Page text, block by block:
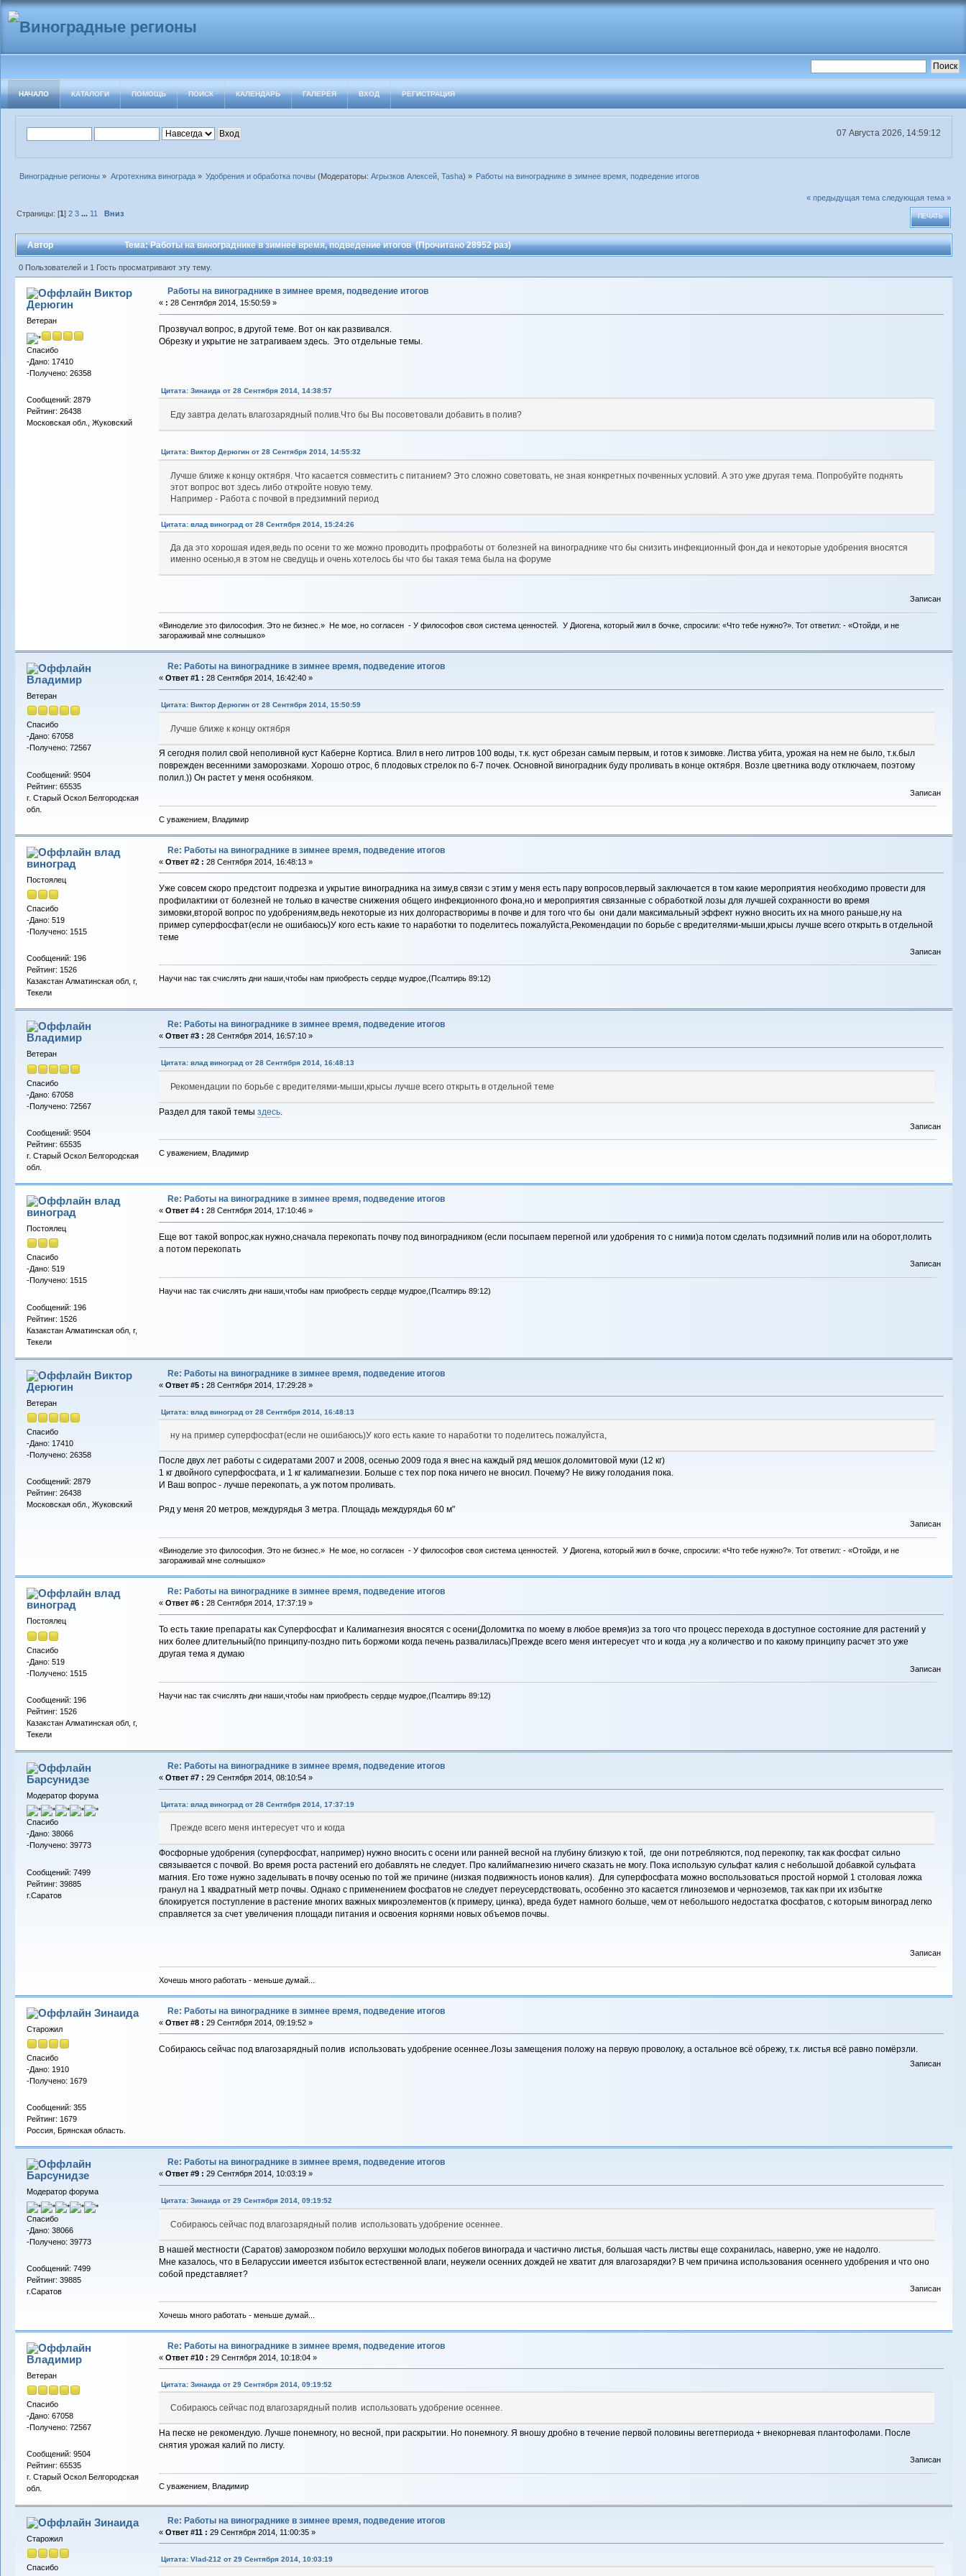
НАЧАЛО КАТАЛОГИ ПОМОЩЬ ПОИСК КАЛЕНДАРЬ ГАЛЕРЕЯ ВХОД РЕГИСТРАЦИЯ
07 Августа 2026, 14:59:12
Виноградные регионы » Агротехника винограда» Удобрения и обработка почвы (Модераторы: Агрызков Алексей, Tasha) » Работы на винограднике в зимнее время, подведение итогов
« предыдущая тема следующая тема »
ПЕЧАТЬ
Страницы: [1]2 3 ... 11 Вниз
Автор Тема: Работы на винограднике в зимнее время, подведение итогов (Прочитано 28952 раз)
0 Пользователей и 1 Гость просматривают эту тему.
Виктор
Дерюгин
Ветеран
Спасибо
-Дано: 17410
-Получено: 26358
Сообщений: 2879
Рейтинг: 26438
Московская обл., Жуковский
Работы на винограднике в зимнее время, подведение итогов
« : 28 Сентября 2014, 15:50:59 »
Прозвучал вопрос, в другой теме. Вот он как развивался.
Обрезку и укрытие не затрагиваем здесь. Это отдельные темы.
Цитата: Зинаида от 28 Сентября 2014, 14:38:57
Еду завтра делать влагозарядный полив.Что бы Вы посоветовали добавить в полив?
Цитата: Виктор Дерюгин от 28 Сентября 2014, 14:55:32
Лучше ближе к концу октября. Что касается совместить с питанием? Это сложно советовать, не зная конкретных почвенных условий. А это уже другая тема. Попробуйте поднять
этот вопрос вот здесь либо откройте новую тему.
Например - Работа с почвой в предзимний период
Цитата: влад виноград от 28 Сентября 2014, 15:24:26
Да да это хорошая идея,ведь по осени то же можно проводить профработы от болезней на винограднике что бы снизить инфекционный фон,да и некоторые удобрения вносятся
именно осенью,я в этом не сведущь и очень хотелось бы что бы такая тема была на форуме
Записан
«Виноделие это философия. Это не бизнес.» Не мое, но согласен - У философов своя система ценностей. У Диогена, который жил в бочке, спросили: «Что тебе нужно?». Тот ответил: - «Отойди, и не
загораживай мне солнышко»
Владимиp
Ветеран
Спасибо
-Дано: 67058
-Получено: 72567
Сообщений: 9504
Рейтинг: 65535
г. Старый Оскол Белгородская
обл.
Re: Работы на винограднике в зимнее время, подведение итогов
« Ответ #1 : 28 Сентября 2014, 16:42:40 »
Цитата: Виктор Дерюгин от 28 Сентября 2014, 15:50:59
Лучше ближе к концу октября
Я сегодня полил свой неполивной куст Каберне Кортиса. Влил в него литров 100 воды, т.к. куст обрезан самым первым, и готов к зимовке. Листва убита, урожая на нем не было, т.к.был
поврежден весенними заморозками. Хорошо отрос, 6 плодовых стрелок по 6-7 почек. Основной виноградник буду проливать в конце октября. Возле цветника воду отключаем, поэтому
полил.)) Он растет у меня особняком.
Записан
С уважением, Владимир
влад
виноград
Постоялец
Спасибо
-Дано: 519
-Получено: 1515
Сообщений: 196
Рейтинг: 1526
Казакстан Алматинская обл, г,
Текели
Re: Работы на винограднике в зимнее время, подведение итогов
« Ответ #2 : 28 Сентября 2014, 16:48:13 »
Уже совсем скоро предстоит подрезка и укрытие виноградника на зиму,в связи с этим у меня есть пару вопросов,первый заключается в том какие мероприятия необходимо провести для
профилактики от болезней не только в качестве снижения общего инфекционного фона,но и мероприятия связанные с обработкой лозы для лучшей сохранности во время
зимовки,второй вопрос по удобрениям,ведь некоторые из них долгорастворимы в почве и для того что бы они дали максимальный эффект нужно вносить их на много раньше,ну на
пример суперфосфат(если не ошибаюсь)У кого есть какие то наработки то поделитесь пожалуйста,Рекомендации по борьбе с вредителями-мыши,крысы лучше всего открыть в отдельной
теме
Записан
Научи нас так счислять дни наши,чтобы нам приобресть сердце мудрое,(Псалтирь 89:12)
Владимиp
Ветеран
Спасибо
-Дано: 67058
-Получено: 72567
Сообщений: 9504
Рейтинг: 65535
г. Старый Оскол Белгородская
обл.
Re: Работы на винограднике в зимнее время, подведение итогов
« Ответ #3 : 28 Сентября 2014, 16:57:10 »
Цитата: влад виноград от 28 Сентября 2014, 16:48:13
Рекомендации по борьбе с вредителями-мыши,крысы лучше всего открыть в отдельной теме
Раздел для такой темы здесь.
Записан
С уважением, Владимир
влад
виноград
Постоялец
Спасибо
-Дано: 519
-Получено: 1515
Сообщений: 196
Рейтинг: 1526
Казакстан Алматинская обл, г,
Текели
Re: Работы на винограднике в зимнее время, подведение итогов
« Ответ #4 : 28 Сентября 2014, 17:10:46 »
Еще вот такой вопрос,как нужно,сначала перекопать почву под виноградником (если посыпаем перегной или удобрения то с ними)а потом сделать подзимний полив или на оборот,полить
а потом перекопать
Записан
Научи нас так счислять дни наши,чтобы нам приобресть сердце мудрое,(Псалтирь 89:12)
Виктор
Дерюгин
Ветеран
Спасибо
-Дано: 17410
-Получено: 26358
Сообщений: 2879
Рейтинг: 26438
Московская обл., Жуковский
Re: Работы на винограднике в зимнее время, подведение итогов
« Ответ #5 : 28 Сентября 2014, 17:29:28 »
Цитата: влад виноград от 28 Сентября 2014, 16:48:13
ну на пример суперфосфат(если не ошибаюсь)У кого есть какие то наработки то поделитесь пожалуйста,
После двух лет работы с сидератами 2007 и 2008, осенью 2009 года я внес на каждый ряд мешок доломитовой муки (12 кг)
1 кг двойного суперфосфата, и 1 кг калимагнезии. Больше с тех пор пока ничего не вносил. Почему? Не вижу голодания пока.
И Ваш вопрос - лучше перекопать, а уж потом проливать.
Ряд у меня 20 метров, междурядья 3 метра. Площадь междурядья 60 м"
Записан
«Виноделие это философия. Это не бизнес.» Не мое, но согласен - У философов своя система ценностей. У Диогена, который жил в бочке, спросили: «Что тебе нужно?». Тот ответил: - «Отойди, и не
загораживай мне солнышко»
влад
виноград
Постоялец
Спасибо
-Дано: 519
-Получено: 1515
Сообщений: 196
Рейтинг: 1526
Казакстан Алматинская обл, г,
Текели
Re: Работы на винограднике в зимнее время, подведение итогов
« Ответ #6 : 28 Сентября 2014, 17:37:19 »
То есть такие препараты как Суперфосфат и Калимагнезия вносятся с осени(Доломитка по моему в любое время)из за того что процесс перехода в доступное состояние для растений у
них более длительный(по принципу-поздно пить боржоми когда печень развалилась)Прежде всего меня интересует что и когда ,ну а количество и по какому принципу расчет это уже
другая тема я думаю
Записан
Научи нас так счислять дни наши,чтобы нам приобресть сердце мудрое,(Псалтирь 89:12)
Барсунидзе
Модератор форума
Спасибо
-Дано: 38066
-Получено: 39773
Сообщений: 7499
Рейтинг: 39885
г.Саратов
Re: Работы на винограднике в зимнее время, подведение итогов
« Ответ #7 : 29 Сентября 2014, 08:10:54 »
Цитата: влад виноград от 28 Сентября 2014, 17:37:19
Прежде всего меня интересует что и когда
Фосфорные удобрения (суперфосфат, например) нужно вносить с осени или ранней весной на глубину близкую к той, где они потребляются, под перекопку, так как фосфат сильно
связывается с почвой. Во время роста растений его добавлять не следует. Про калиймагнезию ничего сказать не могу. Пока использую сульфат калия с небольшой добавкой сульфата
магния. Его тоже нужно заделывать в почву осенью по той же причине (низкая подвижность ионов калия). Для суперфосфата можно воспользоваться простой нормой 1 столовая ложка
гранул на 1 квадратный метр почвы. Однако с применением фосфатов не следует переусердствовать, особенно это касается глиноземов и черноземов, так как при их избытке
блокируется поступление в растение многих важных микроэлементов (к примеру, цинка), вреда будет намного больше, чем от небольшого недостатка фосфатов, с которым виноград легко
справляется за счет увеличения площади питания и освоения корнями новых объемов почвы.
Записан
Хочешь много работать - меньше думай...
Зинаида
Старожил
Спасибо
-Дано: 1910
-Получено: 1679
Сообщений: 355
Рейтинг: 1679
Россия, Брянская область.
Re: Работы на винограднике в зимнее время, подведение итогов
« Ответ #8 : 29 Сентября 2014, 09:19:52 »
Собираюсь сейчас под влагозарядный полив использовать удобрение осеннее.Лозы замещения положу на первую проволоку, а остальное всё обрежу, т.к. листья всё равно помёрзли.
Записан
Барсунидзе
Модератор форума
Спасибо
-Дано: 38066
-Получено: 39773
Сообщений: 7499
Рейтинг: 39885
г.Саратов
Re: Работы на винограднике в зимнее время, подведение итогов
« Ответ #9 : 29 Сентября 2014, 10:03:19 »
Цитата: Зинаида от 29 Сентября 2014, 09:19:52
Собираюсь сейчас под влагозарядный полив использовать удобрение осеннее.
В нашей местности (Саратов) заморозком побило верхушки молодых побегов винограда и частично листья, большая часть листвы еще сохранилась, наверно, уже не надолго.
Мне казалось, что в Беларуссии имеется избыток естественной влаги, неужели осенних дождей не хватит для влагозарядки? В чем причина использования осеннего удобрения и что оно
собой представляет?
Записан
Хочешь много работать - меньше думай...
Владимиp
Ветеран
Спасибо
-Дано: 67058
-Получено: 72567
Сообщений: 9504
Рейтинг: 65535
г. Старый Оскол Белгородская
обл.
Re: Работы на винограднике в зимнее время, подведение итогов
« Ответ #10 : 29 Сентября 2014, 10:18:04 »
Цитата: Зинаида от 29 Сентября 2014, 09:19:52
Собираюсь сейчас под влагозарядный полив использовать удобрение осеннее.
На песке не рекомендую. Лучше понемногу, но весной, при раскрытии. Но понемногу. Я вношу дробно в течение первой половины вегетпериода + внекорневая плантофолами. После
снятия урожая калий по листу.
Записан
С уважением, Владимир
Зинаида
Старожил
Спасибо
Re: Работы на винограднике в зимнее время, подведение итогов
« Ответ #11 : 29 Сентября 2014, 11:00:35 »
Цитата: Vlad-212 от 29 Сентября 2014, 10:03:19